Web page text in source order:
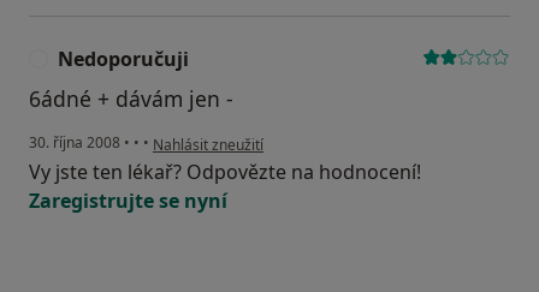
Nedoporučuji
6ádné + dávám jen -
30. října 2008 • • • podle názoru uživatele Nedoporučuji
Nahlásit zneužití
Vy jste ten lékař? Odpovězte na hodnocení!
Zaregistrujte se nyní